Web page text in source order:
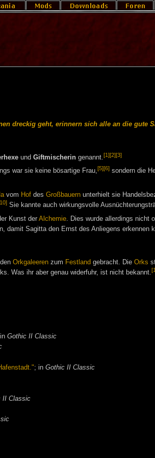
dreckig geht, erinnern sich alle an die gute
und Giftmischeringenannt.[1][2][3]
war sie keine bösartige Frau,[5][6]sondern die
vom Hofdes Großbauernunterhielt sie
Sie kannte auch wirkungsvolle
Kunst der Alchemie. Dies wurde allerdings nicht
damit Sagitta den Ernst des Anliegens erkennen
Orkgaleerenzum Festland gebracht. Die Orks
Was ihr aber genau widerfuhr, ist nicht bekannt.
Gothic II Classic
; inGothic II Classic
II Classic